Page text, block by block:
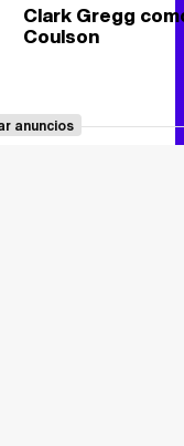
Clark Gregg
Coulson
anuncios